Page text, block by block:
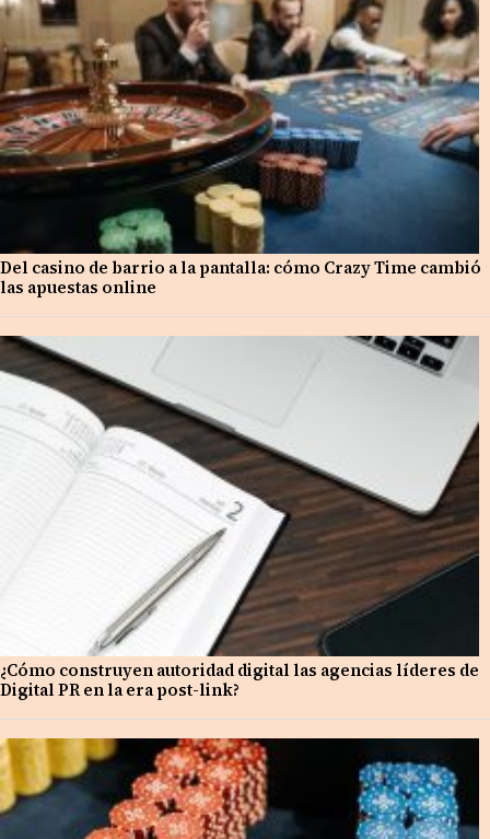
Del casino de barrio a la pantalla: cómo Crazy Time cambió
las apuestas online
¿Cómo construyen autoridad digital las agencias líderes de
Digital PR en la era post-link?